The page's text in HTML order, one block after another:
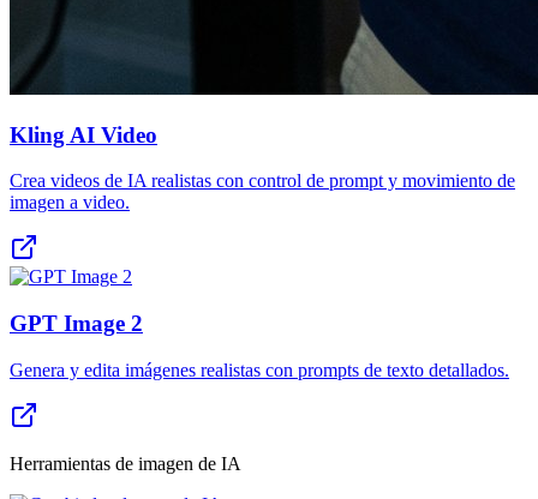
Kling AI Video
Crea videos de IA realistas con control de prompt y movimiento de
imagen a video.
GPT Image 2
Genera y edita imágenes realistas con prompts de texto detallados.
Herramientas de imagen de IA